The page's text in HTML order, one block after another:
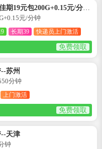
19元包200G+0.15元/分钟卡--湖北
元/分钟
长期39 快递员上门激活
免费领取
苏州
分钟
上门激活
免费领取
天津
钟